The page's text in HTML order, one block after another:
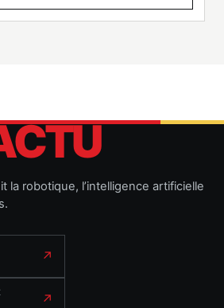
la robotique, l’intelligence artificielle
↗
↗